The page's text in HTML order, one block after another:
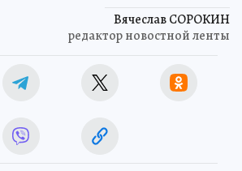
Вячеслав СОРОКИН
редактор новостной ленты